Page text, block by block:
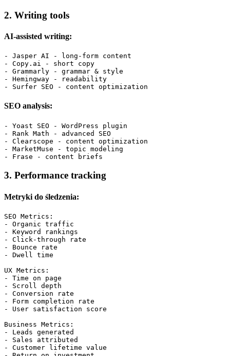
2. Writing tools
AI-assisted writing:
- Jasper AI - long-form content
- Copy.ai - short copy
- Grammarly - grammar & style
- Hemingway - readability
SEO analysis:
- Yoast SEO - WordPress plugin
- Rank Math - advanced SEO
- Clearscope - content optimization
- MarketMuse - topic modeling
3. Performance tracking
Metryki do śledzenia:
SEO Metrics:
- Organic traffic
- Keyword rankings
- Click-through rate
- Bounce rate
- Dwell time
UX Metrics:
- Time on page
- Scroll depth
- Conversion rate
- Form completion rate
- User satisfaction score
Business Metrics:
- Leads generated
- Sales attributed
- Customer lifetime value